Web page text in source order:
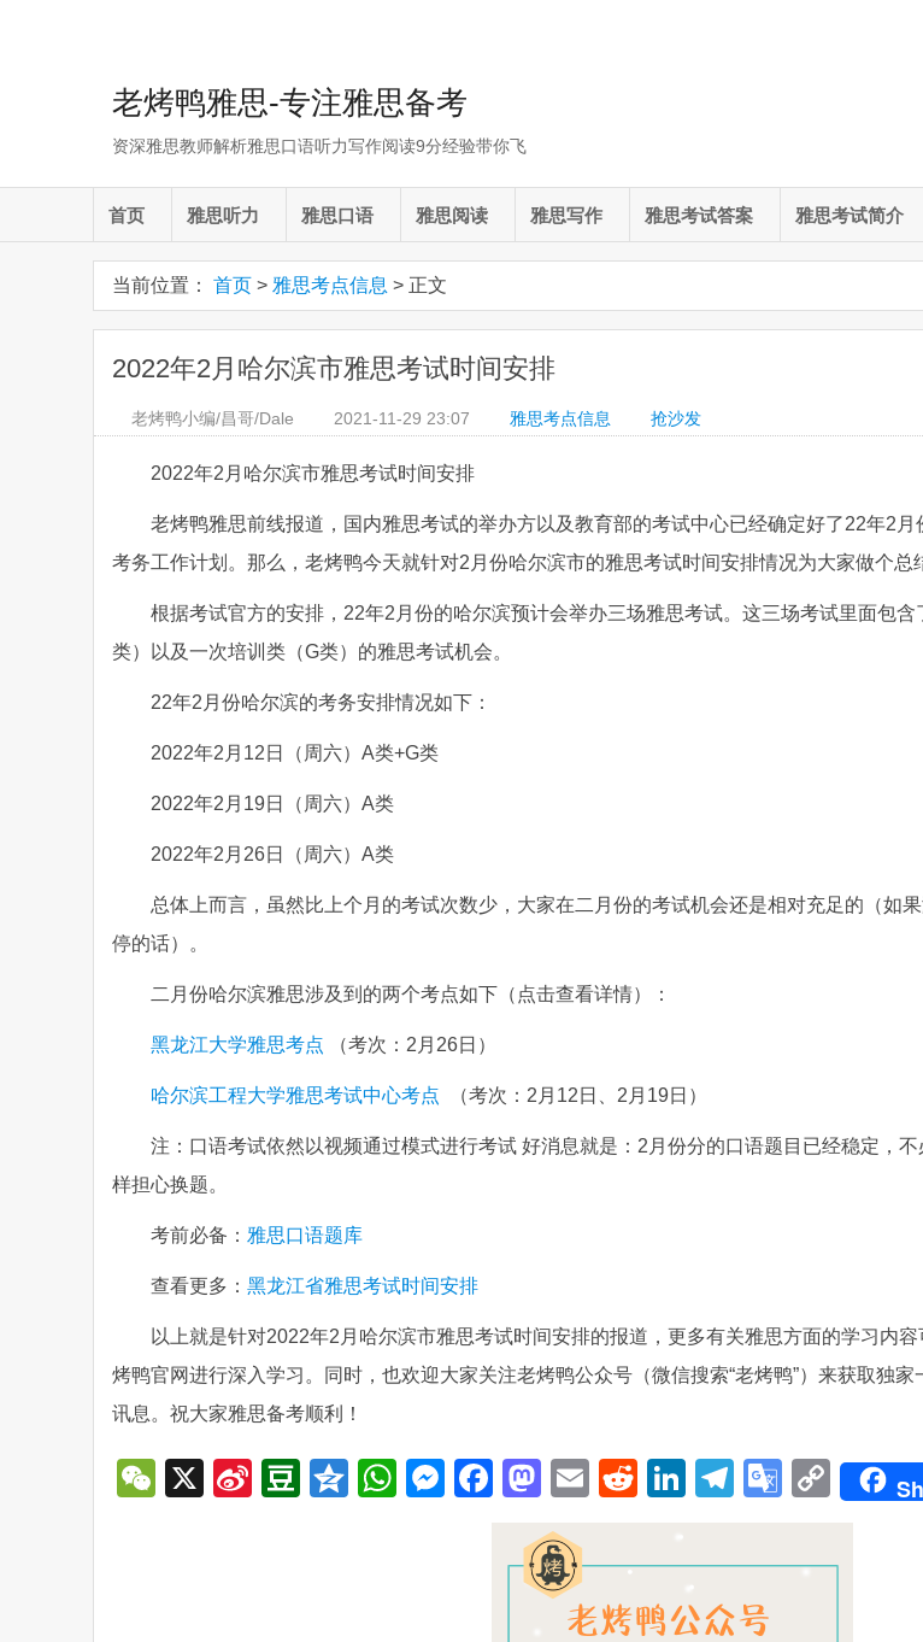
老烤鸭雅思-专注雅思备考
资深雅思教师解析雅思口语听力写作阅读9分经验带你飞
首页 雅思听力 雅思口语 雅思阅读 雅思写作 雅思考试答案 雅思考试简介
当前位置： 首页 > 雅思考点信息 > 正文
2022年2月哈尔滨市雅思考试时间安排
老烤鸭小编/昌哥/Dale 2021-11-29 23:07 雅思考点信息 抢沙发
2022年2月哈尔滨市雅思考试时间安排
老烤鸭雅思前线报道，国内雅思考试的举办方以及教育部的考试中心已经确定好了22年2月
考务工作计划。那么，老烤鸭今天就针对2月份哈尔滨市的雅思考试时间安排情况为大家做个总
根据考试官方的安排，22年2月份的哈尔滨预计会举办三场雅思考试。这三场考试里面包含
类）以及一次培训类（G类）的雅思考试机会。
22年2月份哈尔滨的考务安排情况如下：
2022年2月12日（周六）A类+G类
2022年2月19日（周六）A类
2022年2月26日（周六）A类
总体上而言，虽然比上个月的考试次数少，大家在二月份的考试机会还是相对充足的（如
停的话）。
二月份哈尔滨雅思涉及到的两个考点如下（点击查看详情）：
黑龙江大学雅思考点 （考次：2月26日）
哈尔滨工程大学雅思考试中心考点 （考次：2月12日、2月19日）
注：口语考试依然以视频通过模式进行考试 好消息就是：2月份分的口语题目已经稳定，
样担心换题。
考前必备： 雅思口语题库
查看更多： 黑龙江省雅思考试时间安排
以上就是针对2022年2月哈尔滨市雅思考试时间安排的报道，更多有关雅思方面的学习内
烤鸭官网进行深入学习。同时，也欢迎大家关注老烤鸭公众号（微信搜索“老烤鸭”）来获取独
讯息。祝大家雅思备考顺利！
WeChat
X
SinaDouban
QzoneWhatsApp
Messenger
Facebook
Mastodon
EmailRedditLinkedIn
Telegram
Google
Copy